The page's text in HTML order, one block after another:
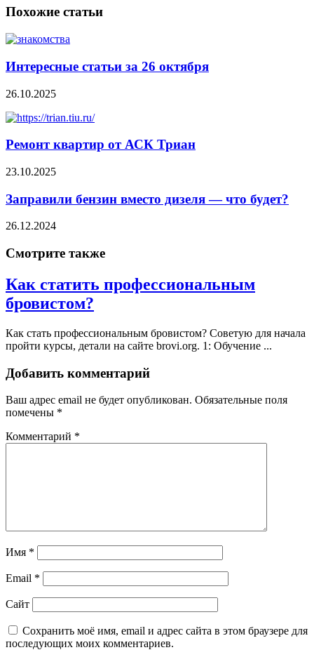
Похожие статьи
Интересные статьи за 26 октября
26.10.2025
Ремонт квартир от АСК Триан
23.10.2025
Заправили бензин вместо дизеля — что будет?
26.12.2024
Смотрите также
Как статить профессиональным
бровистом?
Как стать профессиональным бровистом? Советую для начала
пройти курсы, детали на сайте brovi.org. 1: Обучение ...
Добавить комментарий
Ваш адрес email не будет опубликован. Обязательные поля
помечены *
Комментарий *
Имя *
Email *
Сайт
Сохранить моё имя, email и адрес сайта в этом браузере для
последующих моих комментариев.